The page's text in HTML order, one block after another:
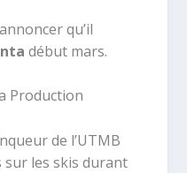
qu’il
début mars.
Production
de l’UTMB
sur les skis durant